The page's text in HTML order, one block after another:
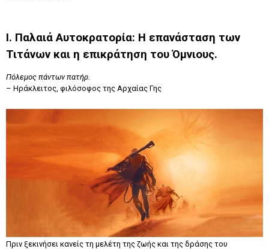
Ι. Παλαιά Αυτοκρατορία: Η επανάσταση των
Τιτάνων και η επικράτηση του Όμνιους.
Πόλεμος πάντων πατήρ.
– Ηράκλειτος, φιλόσοφος της Αρχαίας Γης
Πριν ξεκινήσει κανείς τη μελέτη της ζωής και της δράσης του